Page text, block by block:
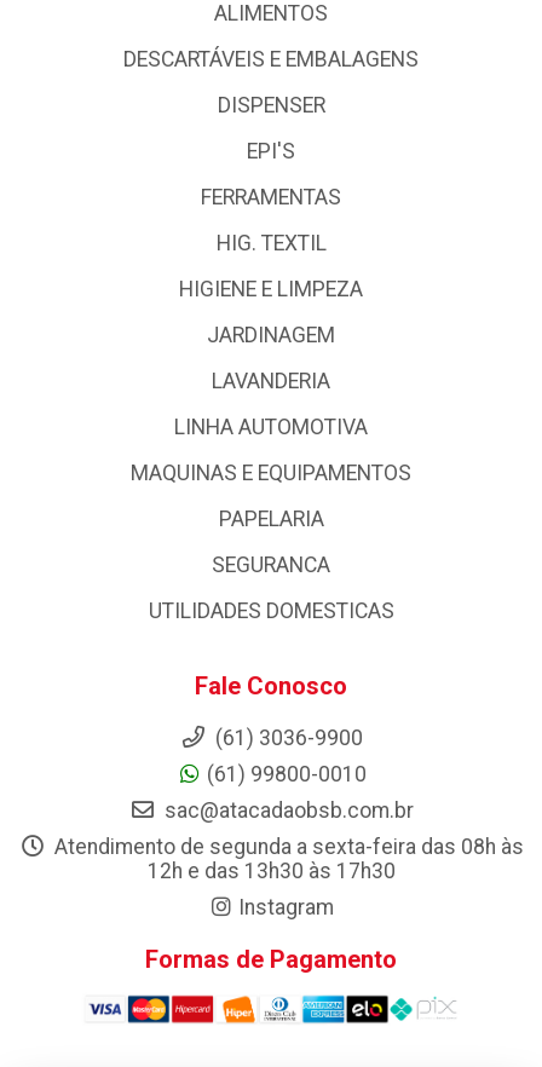
ALIMENTOS
DESCARTÁVEIS E EMBALAGENS
DISPENSER
EPI'S
FERRAMENTAS
HIG. TEXTIL
HIGIENE E LIMPEZA
JARDINAGEM
LAVANDERIA
LINHA AUTOMOTIVA
MAQUINAS E EQUIPAMENTOS
PAPELARIA
SEGURANCA
UTILIDADES DOMESTICAS
Fale Conosco
(61) 3036-9900
(61) 99800-0010
sac@atacadaobsb.com.br
Atendimento de segunda a sexta-feira das 08h às
12h e das 13h30 às 17h30
Instagram
Formas de Pagamento